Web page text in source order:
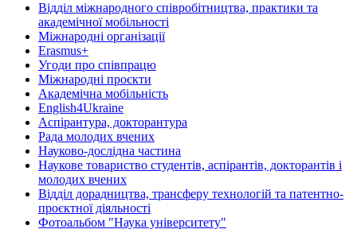
Відділ міжнародного співробітництва, практики та
академічної мобільності
Міжнародні організації
Erasmus+
Угоди про співпрацю
Міжнародні проєкти
Академічна мобільність
English4Ukraine
Аспірантура, докторантура
Рада молодих вчених
Науково-дослідна частина
Наукове товариство студентів, аспірантів, докторантів і
молодих вчених
Відділ дорадництва, трансферу технологій та патентно-
проєктної діяльності
Фотоальбом "Наука університету"